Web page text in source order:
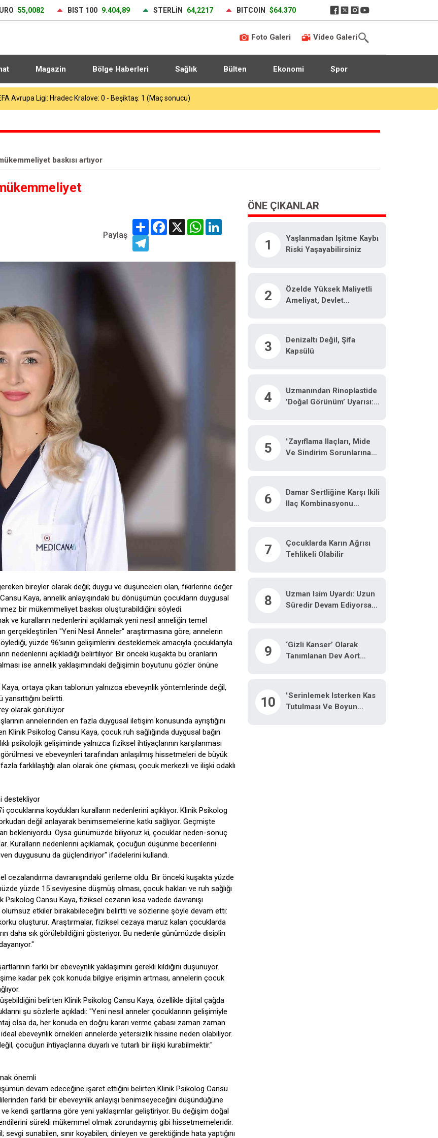
55,0082 BIST 100 9.404,89 STERLİN 64,2217 BITCOIN $64.370
Foto Galeri Video Galeri
Magazin Bölge Haberleri Sağlık Bülten Ekonomi Spor
Deniz Harp Okulu’nda çıkan yangın söndürüldü
baskısı artıyor
Paylaş
ShareFacebook
X WhatsAppLinkedIn
Telegram
bireyler olarak değil; duygu ve düşünceleri olan, fikirlerine değer
Kaya, annelik anlayışındaki bu dönüşümün çocukların duygusal
bir mükemmeliyet baskısı oluşturabildiğini söyledi.
ve kuralların nedenlerini açıklamak yeni nesil anneliğin temel
gerçekleştirilen "Yeni Nesil Anneler" araştırmasına göre; annelerin
yüzde 96’sının gelişimlerini desteklemek amacıyla çocuklarıyla
nedenlerini açıkladığı belirtiliyor. Bir önceki kuşakta bu oranların
ise annelik yaklaşımındaki değişimin boyutunu gözler önüne
ortaya çıkan tablonun yalnızca ebeveynlik yöntemlerinde değil,
belirtti.
olarak görülüyor
annelerinden en fazla duygusal iletişim konusunda ayrıştığını
Psikolog Cansu Kaya, çocuk ruh sağlığında duygusal bağın
psikolojik gelişiminde yalnızca fiziksel ihtiyaçlarının karşılanması
ve ebeveynleri tarafından anlaşılmış hissetmeleri de büyük
farklılaştığı alan olarak öne çıkması, çocuk merkezli ve ilişki odaklı
destekliyor
koydukları kuralların nedenlerini açıklıyor. Klinik Psikolog
değil anlayarak benimsemelerine katkı sağlıyor. Geçmişte
bekleniyordu. Oysa günümüzde biliyoruz ki, çocuklar neden-sonuç
Kuralların nedenlerini açıklamak, çocuğun düşünme becerilerini
duygusunu da güçlendiriyor" ifadelerini kullandı.
cezalandırma davranışındaki gerileme oldu. Bir önceki kuşakta yüzde
yüzde 15 seviyesine düşmüş olması, çocuk hakları ve ruh sağlığı
Cansu Kaya, fiziksel cezanın kısa vadede davranışı
etkiler bırakabileceğini belirtti ve sözlerine şöyle devam etti:
oluşturur. Araştırmalar, fiziksel cezaya maruz kalan çocuklarda
daha sık görülebildiğini gösteriyor. Bu nedenle günümüzde disiplin
farklı bir ebeveynlik yaklaşımını gerekli kıldığını düşünüyor.
kadar pek çok konuda bilgiye erişimin artması, annelerin çocuk
belirten Klinik Psikolog Cansu Kaya, özellikle dijital çağda
şu sözlerle açıkladı: "Yeni nesil anneler çocuklarının gelişimiyle
olsa da, her konuda en doğru kararı verme çabası zaman zaman
ideal ebeveynlik örnekleri annelerde yetersizlik hissine neden olabiliyor.
çocuğun ihtiyaçlarına duyarlı ve tutarlı bir ilişki kurabilmektir."
önemli
devam edeceğine işaret ettiğini belirten Klinik Psikolog Cansu
farklı bir ebeveynlik anlayışı benimseyeceğini düşündüğüne
kendi şartlarına göre yeni yaklaşımlar geliştiriyor. Bu değişim doğal
sürekli mükemmel olmak zorundaymış gibi hissetmemeleridir.
sunabilen, sınır koyabilen, dinleyen ve gerektiğinde hata yaptığını
ÖNE ÇIKANLAR
1
Yaşlanmadan Işitme Kaybı
Riski Yaşayabilirsiniz
2
Özelde Yüksek Maliyetli
Ameliyat, Devlet
3
Denizaltı Değil, Şifa
Kapsülü
4
Uzmanından Rinoplastide
’doğal Görünüm’ Uyarısı:
5
"Zayıflama Ilaçları, Mide
Ve Sindirim Sorunlarına
6
Damar Sertliğine Karşı Ikili
Ilaç Kombinasyonu
7
Çocuklarda Karın Ağrısı
Tehlikeli Olabilir
8
Uzman Isim Uyardı: Uzun
Süredir Devam Ediyorsa
9
‘Gizli Kanser’ Olarak
Tanımlanan Dev Aort
10
"Serinlemek Isterken Kas
Tutulması Ve Boyun